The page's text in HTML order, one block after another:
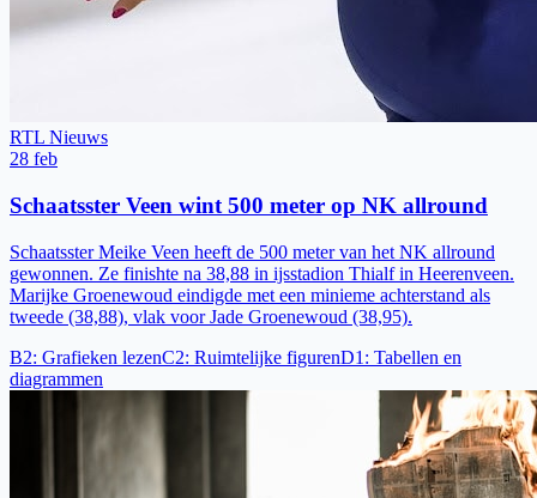
RTL Nieuws
28 feb
Schaatsster Veen wint 500 meter op NK allround
Schaatsster Meike Veen heeft de 500 meter van het NK allround
gewonnen. Ze finishte na 38,88 in ijsstadion Thialf in Heerenveen.
Marijke Groenewoud eindigde met een minieme achterstand als
tweede (38,88), vlak voor Jade Groenewoud (38,95).
B2: Grafieken lezenC2: Ruimtelijke figurenD1 : Tabellen en
diagrammen